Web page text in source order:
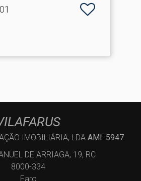
IMOBILIÁRIA, LDA AMI: 5947
DE ARRIAGA, 19, RC
8000-334
Faro